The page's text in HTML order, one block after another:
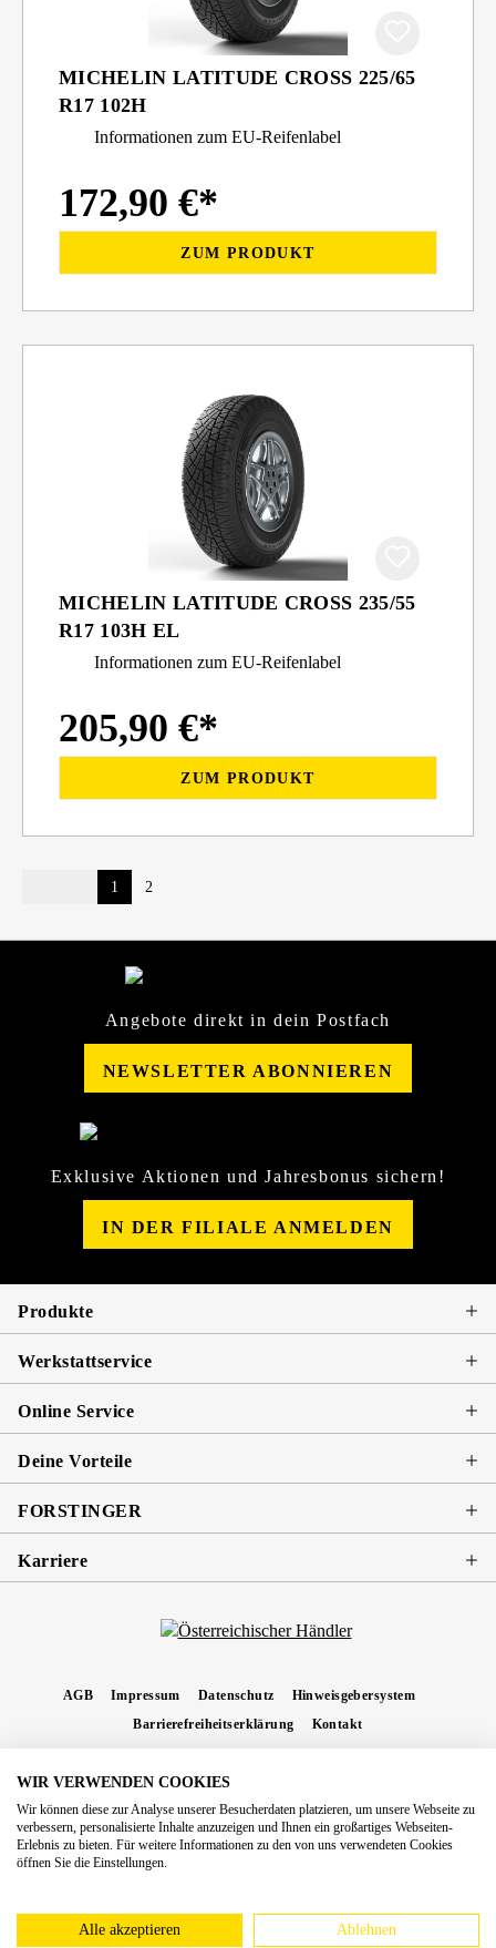
MICHELIN LATITUDE CROSS 225/65
R17 102H
Informationen zum EU-Reifenlabel
172,90 €*
ZUM PRODUKT
MICHELIN LATITUDE CROSS 235/55
R17 103H EL
Informationen zum EU-Reifenlabel
205,90 €*
ZUM PRODUKT
1 2
Angebote direkt in dein Postfach
NEWSLETTER ABONNIEREN
Exklusive Aktionen und Jahresbonus sichern!
IN DER FILIALE ANMELDEN
Produkte
Werkstattservice
Online Service
Deine Vorteile
FORSTINGER
Karriere
AGB Impressum Datenschutz
Hinweisgebersystem
Barrierefreiheitserklärung
Kontakt
Nachnahmegebühren, wenn nicht anders angegeben.
Copyright 2026 Forstinger Österreich GmbH
Königstetter Straße 128 - 134/OG3, 3430 Tulln
europäschen Online-Streitbeilegungs-Plattform hinzuweisen:
webgate.ec.europa.eu/odr
WIR VERWENDEN COOKIES
Wir können diese zur Analyse unserer Besucherdaten platzieren, um unsere Webseite zu
verbessern, personalisierte Inhalte anzuzeigen und Ihnen ein großartiges Webseiten-
Erlebnis zu bieten. Für weitere Informationen zu den von uns verwendeten Cookies
öffnen Sie die Einstellungen.
Alle akzeptieren Ablehnen